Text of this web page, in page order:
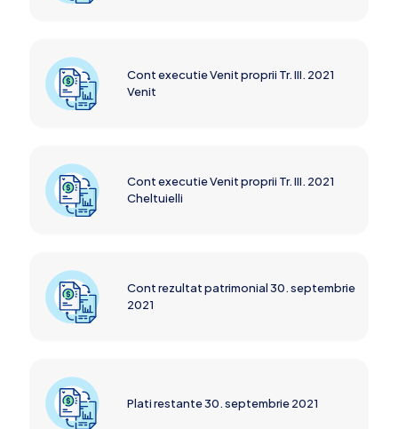
Cont executie Venit proprii Tr. III. 2021
Venit
Cont executie Venit proprii Tr. III. 2021
Cheltuielli
Cont rezultat patrimonial 30. septembrie
2021
Plati restante 30. septembrie 2021